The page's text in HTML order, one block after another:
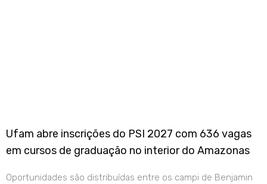
Ufam abre inscrições do PSI 2027 com 636 vagas
em cursos de graduação no interior do Amazonas
Oportunidades são distribuídas entre os campi de Benjamin